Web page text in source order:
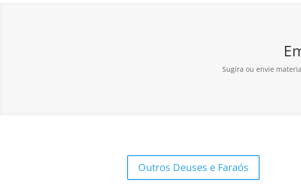
Sugira ou envie
Outros Deuses e Faraós